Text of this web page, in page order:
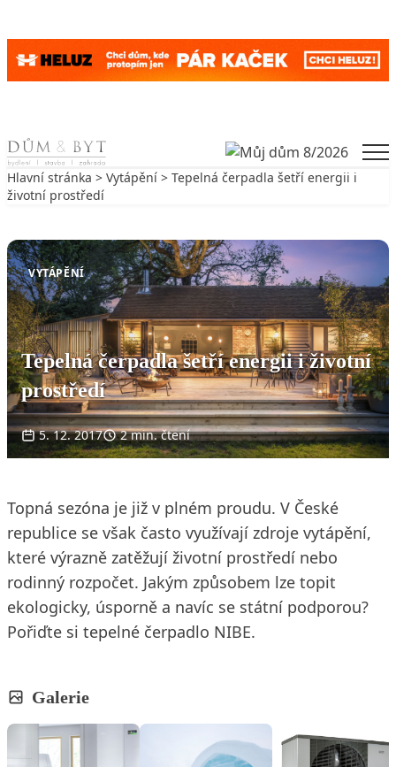
Skip to content
Hlavní stránka > Vytápění > Tepelná čerpadla šetří energii i
životní prostředí
VYTÁPĚNÍ
Tepelná čerpadla šetří energii i životní
prostředí
5. 12. 2017 2 min. čtení
Topná sezóna je již v plném proudu. V České
republice se však často využívají zdroje vytápění,
které výrazně zatěžují životní prostředí nebo
rodinný rozpočet. Jakým způsobem lze topit
ekologicky, úsporně a navíc se státní podporou?
Pořiďte si tepelné čerpadlo NIBE.
Galerie